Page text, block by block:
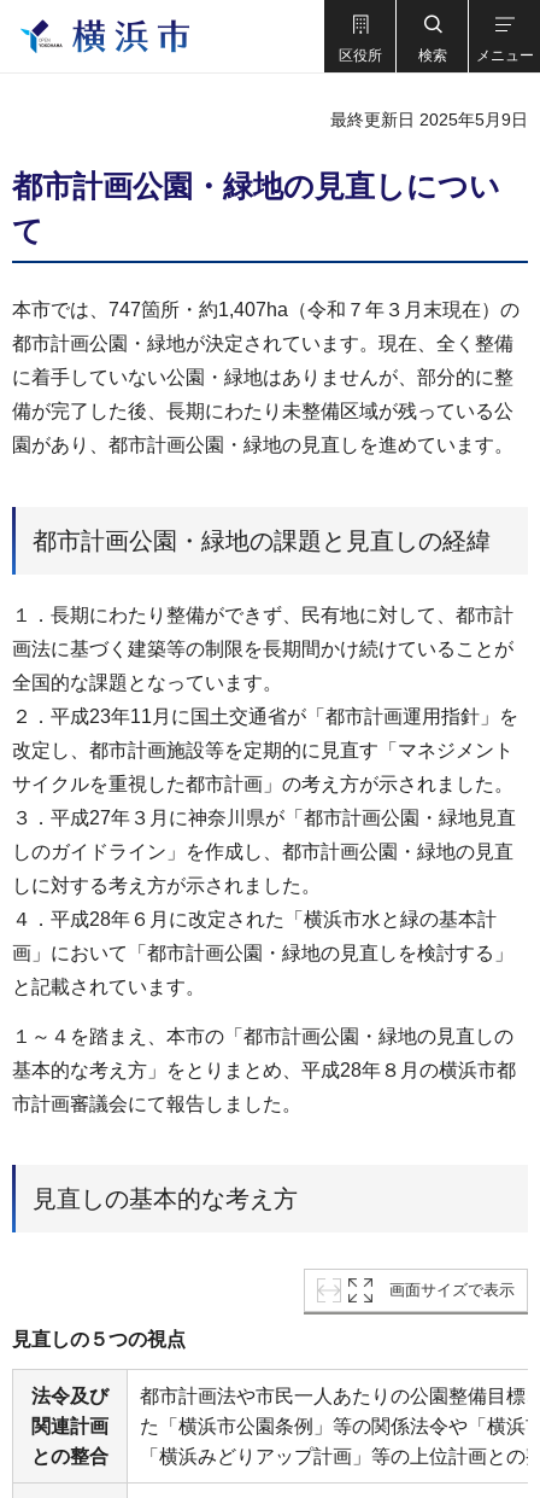
区役所 検索 メニュー
最終更新日 2025年5月9日
都市計画公園・緑地の見直しについ
て
本市では、747箇所・約1,407ha（令和７年３月末現在）の
都市計画公園・緑地が決定されています。現在、全く整備
に着手していない公園・緑地はありませんが、部分的に整
備が完了した後、長期にわたり未整備区域が残っている公
園があり、都市計画公園・緑地の見直しを進めています。
都市計画公園・緑地の課題と見直しの経緯
１．長期にわたり整備ができず、民有地に対して、都市計
画法に基づく建築等の制限を長期間かけ続けていることが
全国的な課題となっています。
２．平成23年11月に国土交通省が「都市計画運用指針」を
改定し、都市計画施設等を定期的に見直す「マネジメント
サイクルを重視した都市計画」の考え方が示されました。
３．平成27年３月に神奈川県が「都市計画公園・緑地見直
しのガイドライン」を作成し、都市計画公園・緑地の見直
しに対する考え方が示されました。
４．平成28年６月に改定された「横浜市水と緑の基本計
画」において「都市計画公園・緑地の見直しを検討する」
と記載されています。
１～４を踏まえ、本市の「都市計画公園・緑地の見直しの
基本的な考え方」をとりまとめ、平成28年８月の横浜市都
市計画審議会にて報告しました。
見直しの基本的な考え方
画面サイズで表示
見直しの５つの視点
法令及び
関連計画
との整合
都市計画法や市民一人あたりの公園整備目標
た「横浜市公園条例」等の関係法令や「横浜
「横浜みどりアップ計画」等の上位計画との